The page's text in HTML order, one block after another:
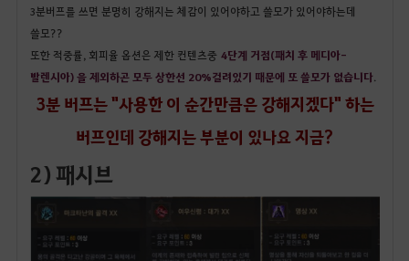
3분버프를 쓰면 분명히 강해지는 체감이 있어야하고 쓸모가 있어야하는데
쓸모??
또한 적중률, 회피율 옵션은 제한 컨텐츠중 4단계 거점(패치 후 메디아-
발렌시아) 을 제외하곤 모두 상한선 20%걸려있기 때문에 또 쓸모가 없습니다
3분 버프는 "사용한 이 순간만큼은 강해지겠다" 하는
버프인데 강해지는 부분이 있나요 지금?
2) 패시브